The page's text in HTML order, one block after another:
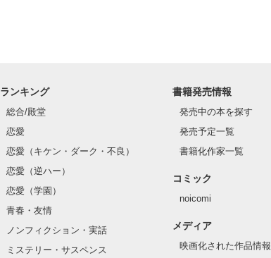
ランキング
総合/殿堂
恋愛
恋愛（キケン・ダーク・不良）
恋愛（逆ハー）
恋愛（学園）
青春・友情
ノンフィクション・実話
ミステリー・サスペンス
書籍発売情報
発売中の本を探す
発売予定一覧
書籍化作家一覧
コミック
noicomi
メディア
映画化された作品情報